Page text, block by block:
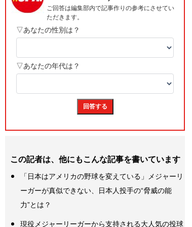
この記者は、他にもこんな記事を書いています
「日本はアメリカの野球を変えている」メジャーリ
ーガーが真似できない、日本人投手の“脅威の能
力”とは？
現役メジャーリーガーから支持される大人気の投球